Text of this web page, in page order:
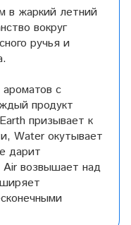
в жаркий летний
вокруг
ручья и
с
продукт
призывает к
Water окутывает
дарит
возвышает над